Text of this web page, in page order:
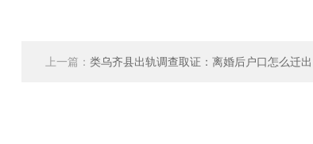
上一篇： 类乌齐县出轨调查取证：离婚后户口怎么迁出